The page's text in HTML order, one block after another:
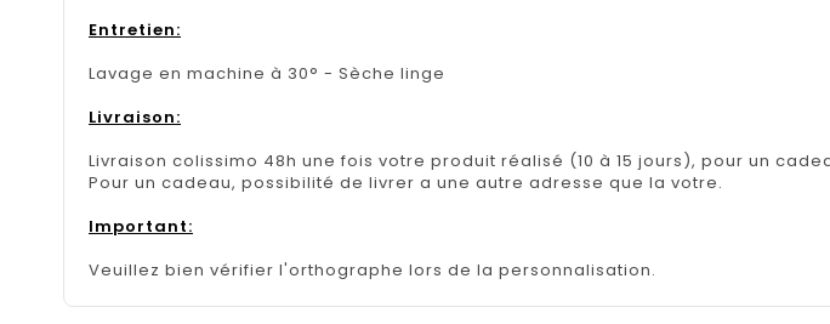
Entretien:
Lavage en machine à 30° - Sèche linge
Livraison:
Livraison colissimo 48h une fois votre produit réalisé (10 à 15 jours), pour un
Pour un cadeau, possibilité de livrer a une autre adresse que la votre.
Important:
Veuillez bien vérifier l'orthographe lors de la personnalisation.